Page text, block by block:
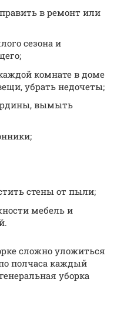
в ремонт или
сезона и
комнате в доме
убрать недочеты;
вымыть
стены от пыли;
мебель и
сложно уложиться
полчаса каждый
уборка